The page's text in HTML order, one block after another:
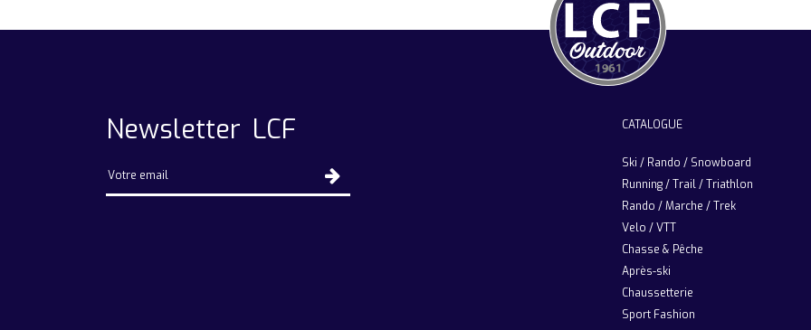
Newsletter LCF CATALOGUE
Ski / Rando / Snowboard
Running / Trail / Triathlon
Rando / Marche / Trek
Velo / VTT
Chasse & Pêche
Après-ski
Chaussetterie
Sport Fashion